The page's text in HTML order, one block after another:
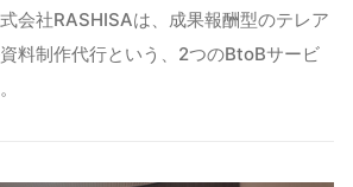
会社RASHISAは、成果報酬型のテレア
料制作代行という、2つのBtoBサービ